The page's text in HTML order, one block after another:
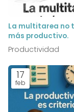
La multitarea no
más productivo.
Productividad
17
feb